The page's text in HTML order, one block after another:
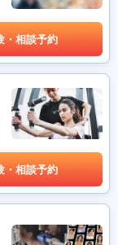
・相談予約
・相談予約